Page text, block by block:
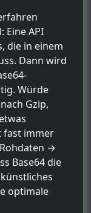
Eine API
die in einem
Dann wird
Würde
Gzip,
fast immer
→
Base64 die
optimale